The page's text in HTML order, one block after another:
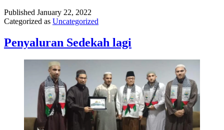
Published January 22, 2022
Categorized as Uncategorized
Penyaluran Sedekah lagi